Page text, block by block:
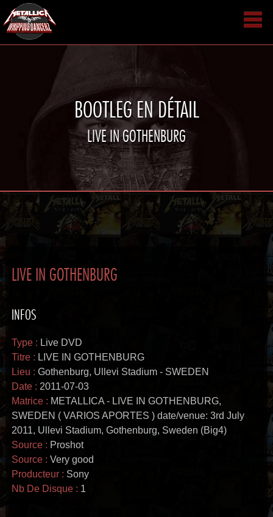
BOOTLEG EN DÉTAIL
LIVE IN GOTHENBURG
LIVE IN GOTHENBURG
INFOS
Type : Live DVD
Titre : LIVE IN GOTHENBURG
Lieu : Gothenburg, Ullevi Stadium - SWEDEN
Date : 2011-07-03
Matrice : METALLICA - LIVE IN GOTHENBURG,
SWEDEN ( VARIOS APORTES ) date/venue: 3rd July
2011, Ullevi Stadium, Gothenburg, Sweden (Big4)
Source : Proshot
Source : Very good
Producteur : Sony
Nb De Disque : 1